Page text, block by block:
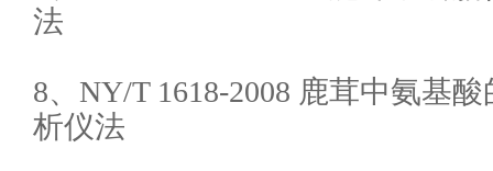
法
8、NY/T 1618-2008 鹿茸中氨基
析仪法